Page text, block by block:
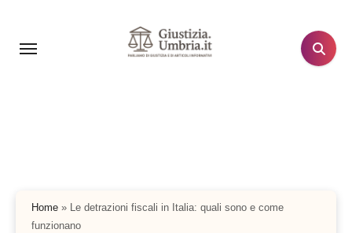
contenuto
Home » Le detrazioni fiscali in Italia: quali sono e come
funzionano